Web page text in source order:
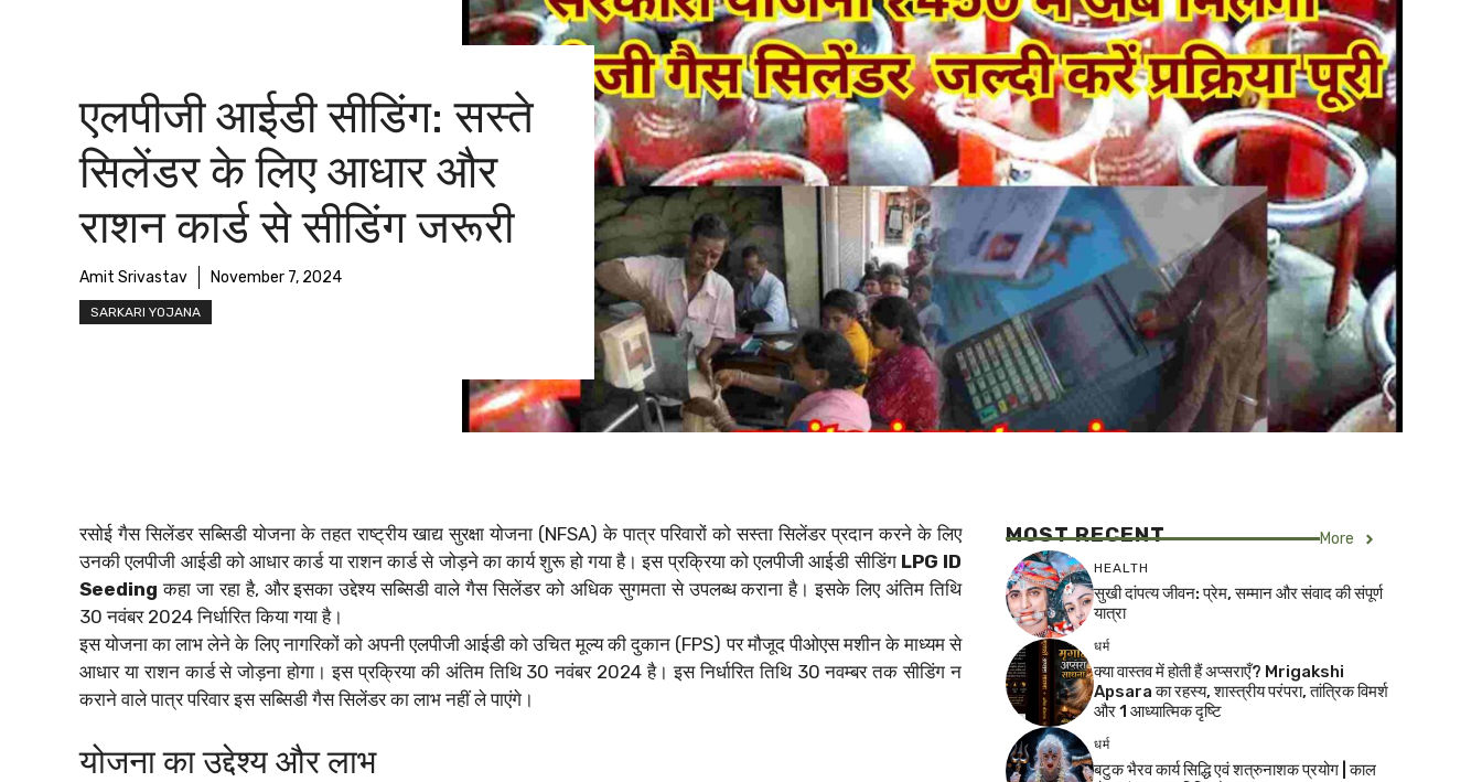
एलपीजी आईडी सीडिंग: सस्ते
सिलेंडर के लिए आधार और
राशन कार्ड से सीडिंग जरूरी
Amit Srivastav November 7, 2024
SARKARI YOJANA
रसोई गैस सिलेंडर सब्सिडी योजना के तहत राष्ट्रीय खाद्य सुरक्षा योजना (NFSA) के पात्र परिवारों को सस्ता सिलेंडर प्रदान करने के लिए
उनकी एलपीजी आईडी को आधार कार्ड या राशन कार्ड से जोड़ने का कार्य शुरू हो गया है। इस प्रक्रिया को एलपीजी आईडी सीडिंग LPG ID
Seeding कहा जा रहा है, और इसका उद्देश्य सब्सिडी वाले गैस सिलेंडर को अधिक सुगमता से उपलब्ध कराना है। इसके लिए अंतिम तिथि
30 नवंबर 2024 निर्धारित किया गया है।
इस योजना का लाभ लेने के लिए नागरिकों को अपनी एलपीजी आईडी को उचित मूल्य की दुकान (FPS) पर मौजूद पीओएस मशीन के माध्यम से
आधार या राशन कार्ड से जोड़ना होगा। इस प्रक्रिया की अंतिम तिथि 30 नवंबर 2024 है। इस निर्धारित तिथि 30 नवम्बर तक सीडिंग न
कराने वाले पात्र परिवार इस सब्सिडी गैस सिलेंडर का लाभ नहीं ले पाएंगे।
योजना का उद्देश्य और लाभ
MOST RECENT More
HEALTH
सुखी दांपत्य जीवन: प्रेम, सम्मान और संवाद की संपूर्ण
यात्रा
धर्म
क्या वास्तव में होती हैं अप्सराएँ? Mrigakshi
Apsara का रहस्य, शास्त्रीय परंपरा, तांत्रिक विमर्श
और 1 आध्यात्मिक दृष्टि
धर्म
बटुक भैरव कार्य सिद्धि एवं शत्रुनाशक प्रयोग | काल